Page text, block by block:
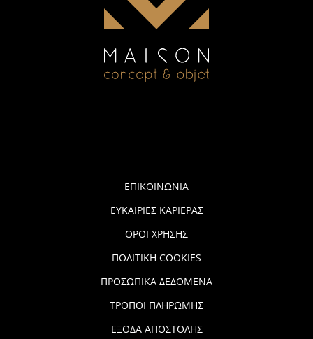
ΕΠΙΚΟΙΝΩΝΙΑ
ΕΥΚΑΙΡΙΕΣ ΚΑΡΙΕΡΑΣ
ΟΡΟΙ ΧΡΗΣΗΣ
ΠΟΛΙΤΙΚΗ COOKIES
ΠΡΟΣΩΠΙΚΑ ΔΕΔΟΜΕΝΑ
ΤΡΟΠΟΙ ΠΛΗΡΩΜΗΣ
ΕΞΟΔΑ ΑΠΟΣΤΟΛΗΣ